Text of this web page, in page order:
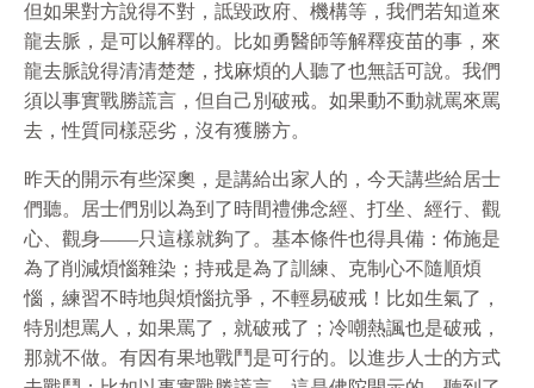
但如果對方說得不對，詆毀政府、機構等，我們若知道來
龍去脈，是可以解釋的。比如勇醫師等解釋疫苗的事，來
龍去脈說得清清楚楚，找麻煩的人聽了也無話可說。我們
須以事實戰勝謊言，但自己別破戒。如果動不動就罵來罵
去，性質同樣惡劣，沒有獲勝方。
昨天的開示有些深奧，是講給出家人的，今天講些給居士
們聽。居士們別以為到了時間禮佛念經、打坐、經行、觀
心、觀身——只這樣就夠了。基本條件也得具備：佈施是
為了削減煩惱雜染；持戒是為了訓練、克制心不隨順煩
惱，練習不時地與煩惱抗爭，不輕易破戒！比如生氣了，
特別想罵人，如果罵了，就破戒了；冷嘲熱諷也是破戒，
那就不做。有因有果地戰鬥是可行的。以進步人士的方式